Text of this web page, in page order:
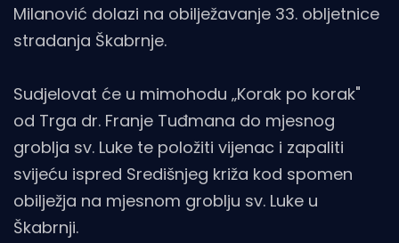
Milanović dolazi na obilježavanje 33. obljetnice
stradanja Škabrnje.
Sudjelovat će u mimohodu „Korak po korak"
od Trga dr. Franje Tuđmana do mjesnog
groblja sv. Luke te položiti vijenac i zapaliti
svijeću ispred Središnjeg križa kod spomen
obilježja na mjesnom groblju sv. Luke u
Škabrnji.